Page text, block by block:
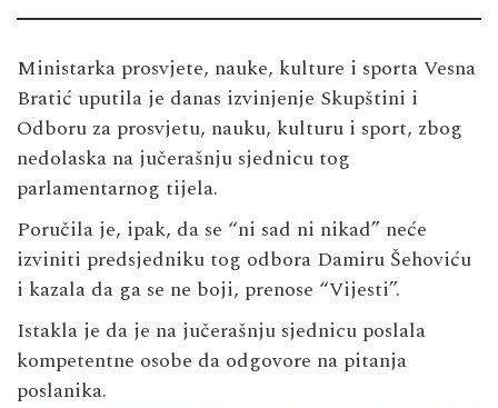
Ministarka prosvjete, nauke, kulture i sporta Vesna
Bratić uputila je danas izvinjenje Skupštini i
Odboru za prosvjetu, nauku, kulturu i sport, zbog
nedolaska na jučerašnju sjednicu tog
parlamentarnog tijela.
Poručila je, ipak, da se “ni sad ni nikad” neće
izviniti predsjedniku tog odbora Damiru Šehoviću
i kazala da ga se ne boji, prenose “Vijesti”.
Istakla je da je na jučerašnju sjednicu poslala
kompetentne osobe da odgovore na pitanja
poslanika.